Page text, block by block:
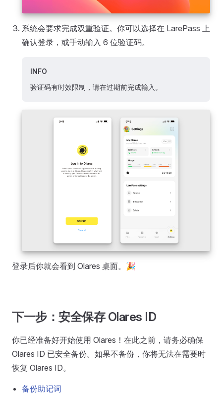
系统会要求完成双重验证。你可以选择在 LarePass 上
确认登录，或手动输入 6 位验证码。
INFO
验证码有时效限制，请在过期前完成输入。
登录后你就会看到 Olares 桌面。🎉
下一步：安全保存 Olares ID
你已经准备好开始使用 Olares！在此之前，请务必确保
Olares ID 已安全备份。如果不备份，你将无法在需要时
恢复 Olares ID。
备份助记词